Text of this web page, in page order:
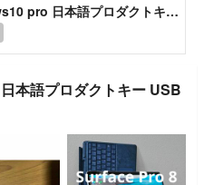
Microsoft Windows10 pro 日本語プロダクトキー USB付き
本語プロダクトキー USB